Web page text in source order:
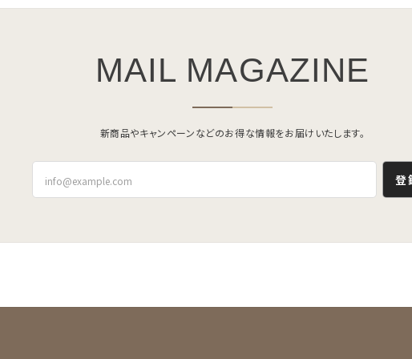
MAIL MAGAZINE
新商品やキャンペーンなどのお得な情報をお届けいたします。
登